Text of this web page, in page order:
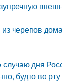
черепов
дня
будто во